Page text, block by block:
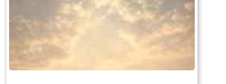
Read more